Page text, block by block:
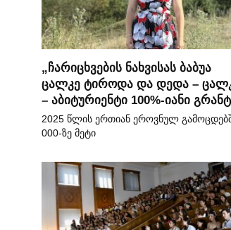
„ჩარიცხვების ნახვისას ბაბუა
ცალკე ტიროდა და დედა –
– აბიტურიენტი 100%-იანი
2025 წლის ერთიან ეროვნულ
000-ზე მეტი